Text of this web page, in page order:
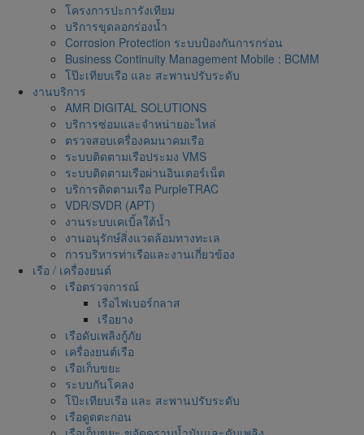
โครงการปะการังเทียม
บริการขุดลอกร่องน้ำ
Corrosion Protection ระบบป้องกันการกร่อน
Business Continuity Management Mobile : BCMM
โป๊ะเทียบเรือ และ สะพานปรับระดับ
งานบริการ
AMR DIGITAL SOLUTIONS
บริการซ่อมและจำหน่ายอะไหล่
ตรวจสอบเครื่องคมนาคมเรือ
ระบบติดตามเรือประมง VMS
ระบบติดตามเรือผ่านอินเตอร์เน็ต
บริการติดตามเรือ PurpleTRAC
VDR/SVDR (APT)
งานระบบเคเบิ้ลใต้น้ำ
งานอนุรักษ์สิ่งแวดล้อมทางทะเล
การบริหารท่าเรือและงานเกี่ยวข้อง
เรือ / เครื่องยนต์
เรือตรวจการณ์
เรือไฟเบอร์กลาส
เรือยาง
เรือดับเพลิงกู้ภัย
เครื่องยนต์เรือ
เรือเก็บขยะ
ระบบกันโคลง
โป๊ะเทียบเรือ และ สะพานปรับระดับ
เรือดูดตะกอน